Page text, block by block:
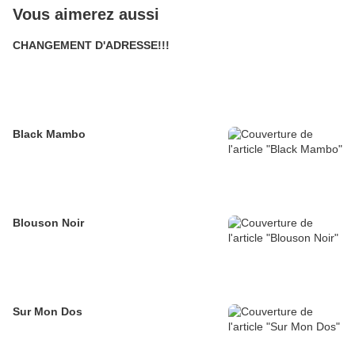
Vous aimerez aussi
CHANGEMENT D'ADRESSE!!!
Black Mambo
Blouson Noir
Sur Mon Dos